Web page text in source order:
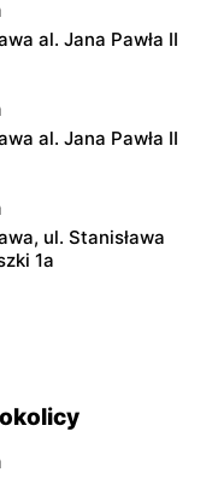
al. Jana Pawła II
al. Jana Pawła II
ul. Stanisława
1a
ul. Grzybowska
ul. Żurawia 18